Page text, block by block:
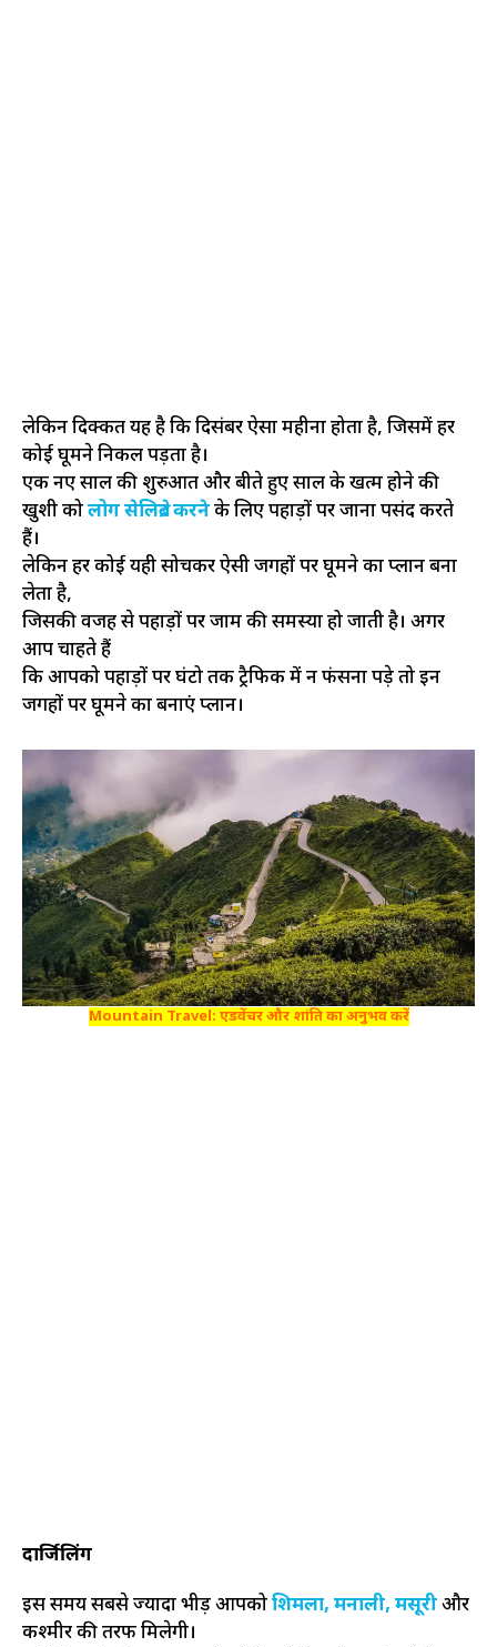
लेकिन दिक्कत यह है कि दिसंबर ऐसा महीना होता है, जिसमें हर
कोई घूमने निकल पड़ता है।
एक नए साल की शुरुआत और बीते हुए साल के खत्म होने की
खुशी कोलोग सेलिब्रेट करनेके लिए पहाड़ों पर जाना पसंद करते
हैं।
लेकिन हर कोई यही सोचकर ऐसी जगहों पर घूमने का प्लान बना
लेता है,
जिसकी वजह से पहाड़ों पर जाम की समस्या हो जाती है। अगर
आप चाहते हैं
कि आपको पहाड़ों पर घंटो तक ट्रैफिक में न फंसना पड़े तो इन
जगहों पर घूमने का बनाएं प्लान।
Mountain Travel: एडवेंचर और शांति का अनुभव करें
दार्जिलिंग
इस समय सबसे ज्यादा भीड़ आपकोशिमला, मनाली, मसूरीऔर
कश्मीर की तरफ मिलेगी।